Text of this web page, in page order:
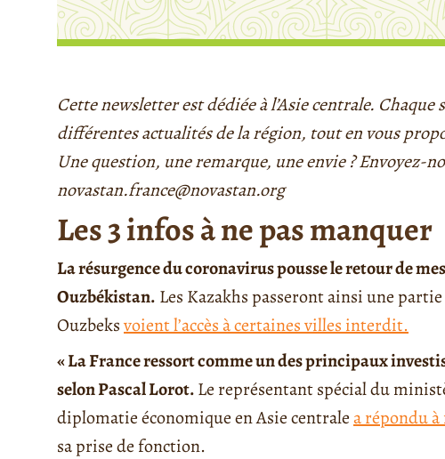
Cette newsletter est dédiée à l’Asie centrale.
différentes actualités de la région, tout en vous
Une question, une remarque, une envie ? Envoyez-
novastan.france@novastan.org
Les 3 infos à ne pas manquer
La résurgence du coronavirus pousse le retour de
Ouzbékistan. Les Kazakhs passeront ainsi une
Ouzbeksvoient l’accès à certaines villes interdit.
« La France ressort comme un des principaux
selon Pascal Lorot.Le représentant spécial du
diplomatie économique en Asie centralea répondu
sa prise de fonction.